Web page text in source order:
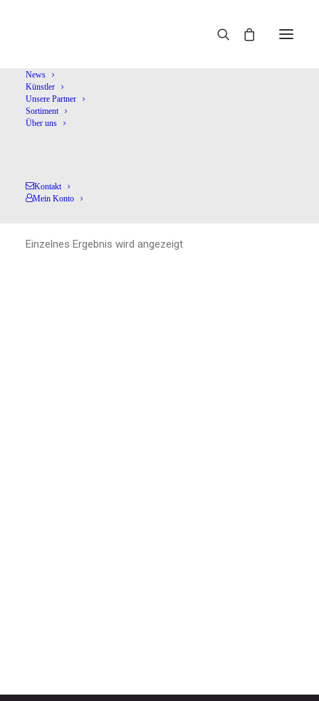
News
Künstler
Unsere Partner
Sortiment
Über uns
Kontakt
Mein Konto
Holzenburg,O.
Einzelnes Ergebnis wird angezeigt